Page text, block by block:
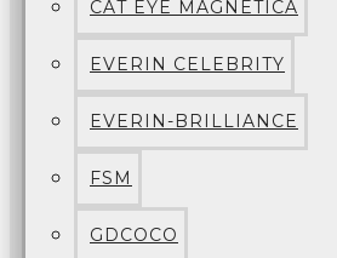
CAT EYE MAGNETICA
EVERIN CELEBRITY
EVERIN-BRILLIANCE
FSM
GDCOCO